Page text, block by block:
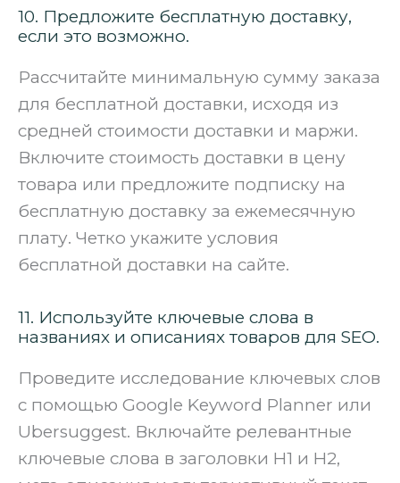
10. Предложите бесплатную доставку,
если это возможно.
Рассчитайте минимальную сумму заказа
для бесплатной доставки, исходя из
средней стоимости доставки и маржи.
Включите стоимость доставки в цену
товара или предложите подписку на
бесплатную доставку за ежемесячную
плату. Четко укажите условия
бесплатной доставки на сайте.
11. Используйте ключевые слова в
названиях и описаниях товаров для SEO.
Проведите исследование ключевых слов
с помощью Google Keyword Planner или
Ubersuggest. Включайте релевантные
ключевые слова в заголовки H1 и H2,